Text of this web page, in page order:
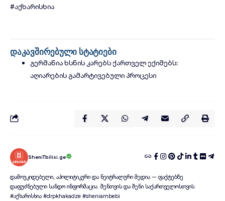
#აქხარისხია
დაკავშირებული სტატიები
გერმანია ხსნის კარებს ქართველ ექიმებს:
აღიარების გამარტივებული პროცესი
SheniTbilisi.ge
დამოუკიდებელი, აპოლიტიკური და ნეიტრალური მედია — ფაქტებზე
დაფუძნებული სანდო ინფორმაცია. შენთვის და შენი საქართველოსთვის.
#აქხარისხია #drpkhakadze #sheniambebi